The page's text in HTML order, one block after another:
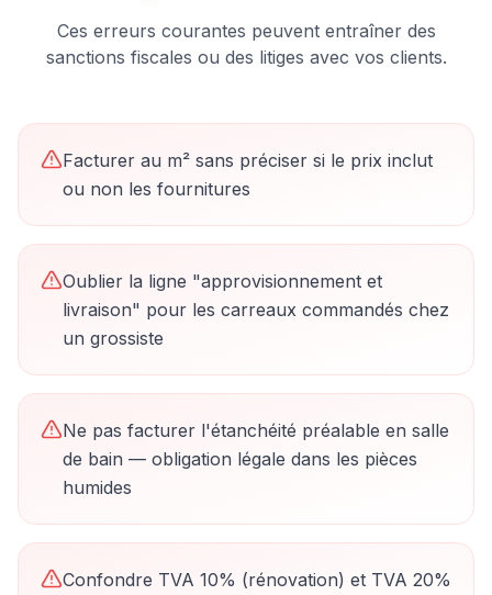
Ces erreurs courantes peuvent entraîner des
sanctions fiscales ou des litiges avec vos clients.
Facturer au m² sans préciser si le prix inclut
ou non les fournitures
Oublier la ligne "approvisionnement et
livraison" pour les carreaux commandés chez
un grossiste
Ne pas facturer l'étanchéité préalable en salle
de bain — obligation légale dans les pièces
humides
Confondre TVA 10% (rénovation) et TVA 20%